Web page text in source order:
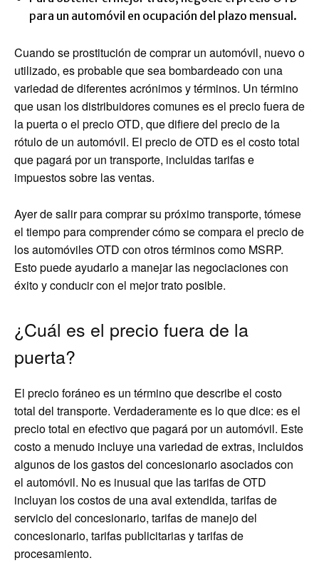
para un automóvil en ocupación del plazo mensual.
Cuando se prostitución de comprar un automóvil, nuevo o
utilizado, es probable que sea bombardeado con una
variedad de diferentes acrónimos y términos. Un término
que usan los distribuidores comunes es el precio fuera de
la puerta o el precio OTD, que difiere del precio de la
rótulo de un automóvil. El precio de OTD es el costo total
que pagará por un transporte, incluidas tarifas e
impuestos sobre las ventas.
Ayer de salir para comprar su próximo transporte, tómese
el tiempo para comprender cómo se compara el precio de
los automóviles OTD con otros términos como MSRP.
Esto puede ayudarlo a manejar las negociaciones con
éxito y conducir con el mejor trato posible.
¿Cuál es el precio fuera de la
puerta?
El precio foráneo es un término que describe el costo
total del transporte. Verdaderamente es lo que dice: es el
precio total en efectivo que pagará por un automóvil. Este
costo a menudo incluye una variedad de extras, incluidos
algunos de los gastos del concesionario asociados con
el automóvil. No es inusual que las tarifas de OTD
incluyan los costos de una aval extendida, tarifas de
servicio del concesionario, tarifas de manejo del
concesionario, tarifas publicitarias y tarifas de
procesamiento.